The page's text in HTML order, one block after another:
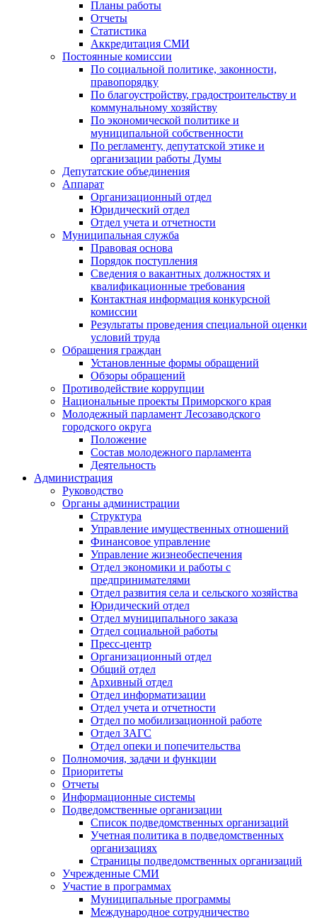
Планы работы
Отчеты
Статистика
Аккредитация СМИ
Постоянные комиссии
По социальной политике, законности,
правопорядку
По благоустройству, градостроительству и
коммунальному хозяйству
По экономической политике и
муниципальной собственности
По регламенту, депутатской этике и
организации работы Думы
Депутатские объединения
Аппарат
Организационный отдел
Юридический отдел
Отдел учета и отчетности
Муниципальная служба
Правовая основа
Порядок поступления
Сведения о вакантных должностях и
квалификационные требования
Контактная информация конкурсной
комиссии
Результаты проведения специальной оценки
условий труда
Обращения граждан
Установленные формы обращений
Обзоры обращений
Противодействие коррупции
Национальные проекты Приморского края
Молодежный парламент Лесозаводского
городского округа
Положение
Состав молодежного парламента
Деятельность
Администрация
Руководство
Органы администрации
Структура
Управление имущественных отношений
Финансовое управление
Управление жизнеобеспечения
Отдел экономики и работы с
предпринимателями
Отдел развития села и сельского хозяйства
Юридический отдел
Отдел муниципального заказа
Отдел социальной работы
Пресс-центр
Организационный отдел
Общий отдел
Архивный отдел
Отдел информатизации
Отдел учета и отчетности
Отдел по мобилизационной работе
Отдел ЗАГС
Отдел опеки и попечительства
Полномочия, задачи и функции
Приоритеты
Отчеты
Информационные системы
Подведомственные организации
Список подведомственных организаций
Учетная политика в подведомственных
организациях
Страницы подведомственных организаций
Учрежденные СМИ
Участие в программах
Муниципальные программы
Международное сотрудничество